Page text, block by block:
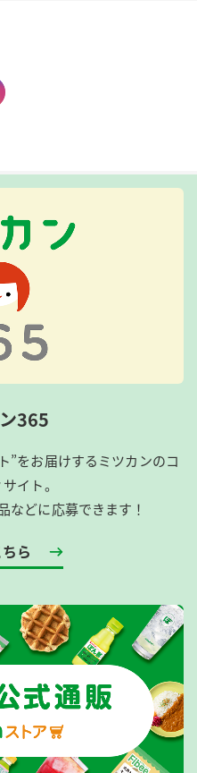
365
”をお届けするミツカンのコ
イト。
などに応募できます！
ら